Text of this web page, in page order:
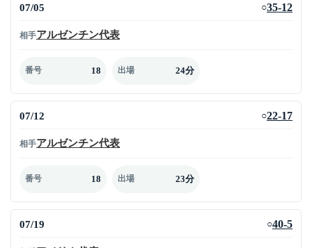
07/05 ○35-12
相手アルゼンチン代表
番号 18 出場 24分
07/12 ○22-17
相手アルゼンチン代表
番号 18 出場 23分
07/19 ○40-5